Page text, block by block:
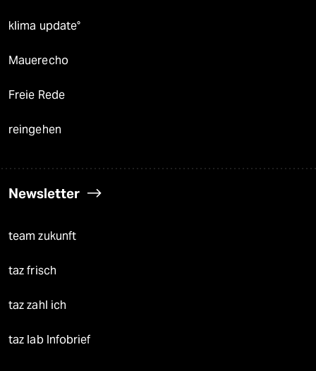
klima update°
Mauerecho
Freie Rede
reingehen
Newsletter
team zukunft
taz frisch
taz zahl ich
taz lab Infobrief